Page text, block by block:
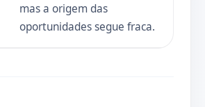
mas a origem das
oportunidades segue fraca.